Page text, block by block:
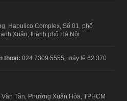
Hapulico Complex, Số 01, phố
Xuân, thành phố Hà Nội
thoại: 024 7309 5555, máy lẻ 62.370
Tần, Phường Xuân Hòa, TPHCM